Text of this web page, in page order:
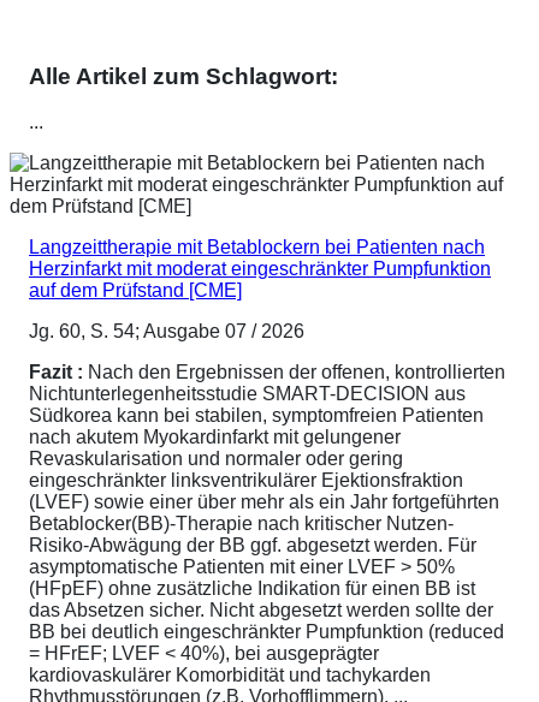
Alle Artikel zum Schlagwort:
...
Langzeittherapie mit Betablockern bei Patienten nach
Herzinfarkt mit moderat eingeschränkter Pumpfunktion
auf dem Prüfstand [CME]
Jg. 60, S. 54; Ausgabe 07 / 2026
Fazit : Nach den Ergebnissen der offenen, kontrollierten
Nichtunterlegenheitsstudie SMART-DECISION aus
Südkorea kann bei stabilen, symptomfreien Patienten
nach akutem Myokardinfarkt mit gelungener
Revaskularisation und normaler oder gering
eingeschränkter linksventrikulärer Ejektionsfraktion
(LVEF) sowie einer über mehr als ein Jahr fortgeführten
Betablocker(BB)-Therapie nach kritischer Nutzen-
Risiko-Abwägung der BB ggf. abgesetzt werden. Für
asymptomatische Patienten mit einer LVEF > 50%
(HFpEF) ohne zusätzliche Indikation für einen BB ist
das Absetzen sicher. Nicht abgesetzt werden sollte der
BB bei deutlich eingeschränkter Pumpfunktion (reduced
= HFrEF; LVEF < 40%), bei ausgeprägter
kardiovaskulärer Komorbidität und tachykarden
Rhythmusstörungen (z.B. Vorhofflimmern). ...